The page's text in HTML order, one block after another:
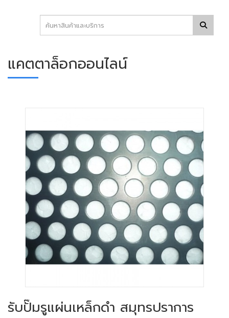
แคตตาล็อกออนไลน์
รับปั๊มรูแผ่นเหล็กดำ สมุทรปราการ